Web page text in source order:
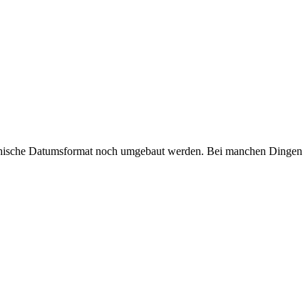
Datumsformat noch umgebaut werden. Bei manchen Dingen